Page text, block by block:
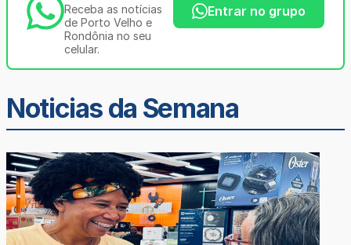
Receba as notícias
de Porto Velho e
Rondônia no seu
celular.
Entrar no grupo
Noticias da Semana